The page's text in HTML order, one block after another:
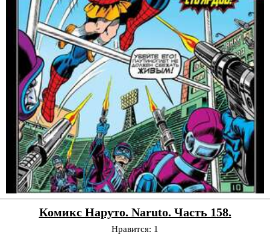
Комикс Наруто. Naruto. Часть 158.
Нравится: 1